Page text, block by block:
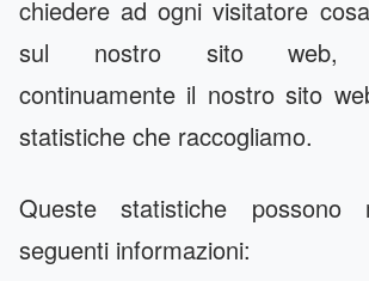
chiedere ad ogni visitatore
sul nostro sito web,
continuamente il nostro sito
statistiche che raccogliamo.
Queste statistiche possono
seguenti informazioni: